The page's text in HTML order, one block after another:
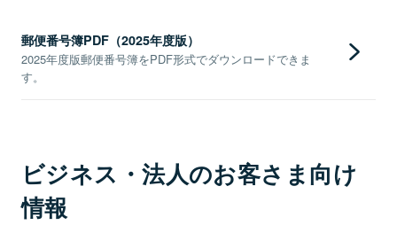
郵便番号簿PDF（2025年度版）
2025年度版郵便番号簿をPDF形式でダウンロードできま
す。
ビジネス・法人のお客さま向け
情報